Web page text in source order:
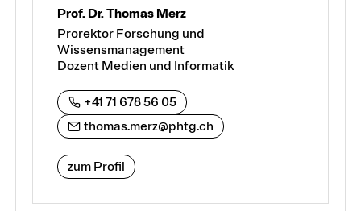
Prof. Dr. Thomas Merz
Prorektor Forschung und
Wissensmanagement
Dozent Medien und Informatik
+41 71 678 56 05
thomas.merz@phtg.ch
zum Profil